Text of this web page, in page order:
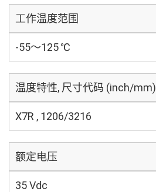
工作温度范围
-55～125 ℃
温度特性, 尺寸代码 (inch/mm)
X7R , 1206/3216
额定电压
35 Vdc